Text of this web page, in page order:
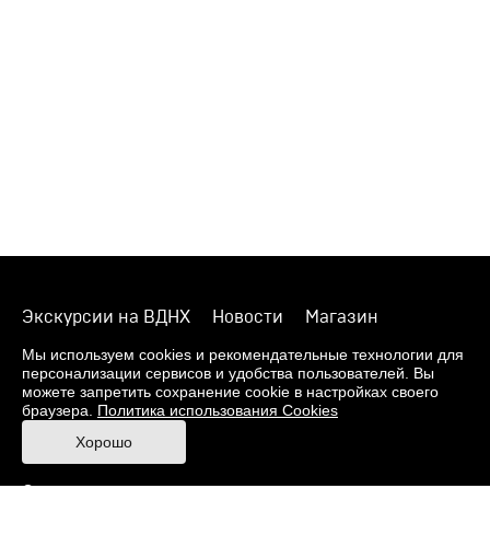
Экскурсии на ВДНХ Новости
Магазин
О музее
Фонды
Виртуальный музей
Издания
Пресс-центр
Контакты
Правила посещения Музея
Ответы на частые вопросы
Мы используем cookies и рекомендательные технологии для
персонализации сервисов и удобства пользователей. Вы
можете запретить сохранение cookie в настройках своего
браузера. Политика использования Cookies
Хорошо